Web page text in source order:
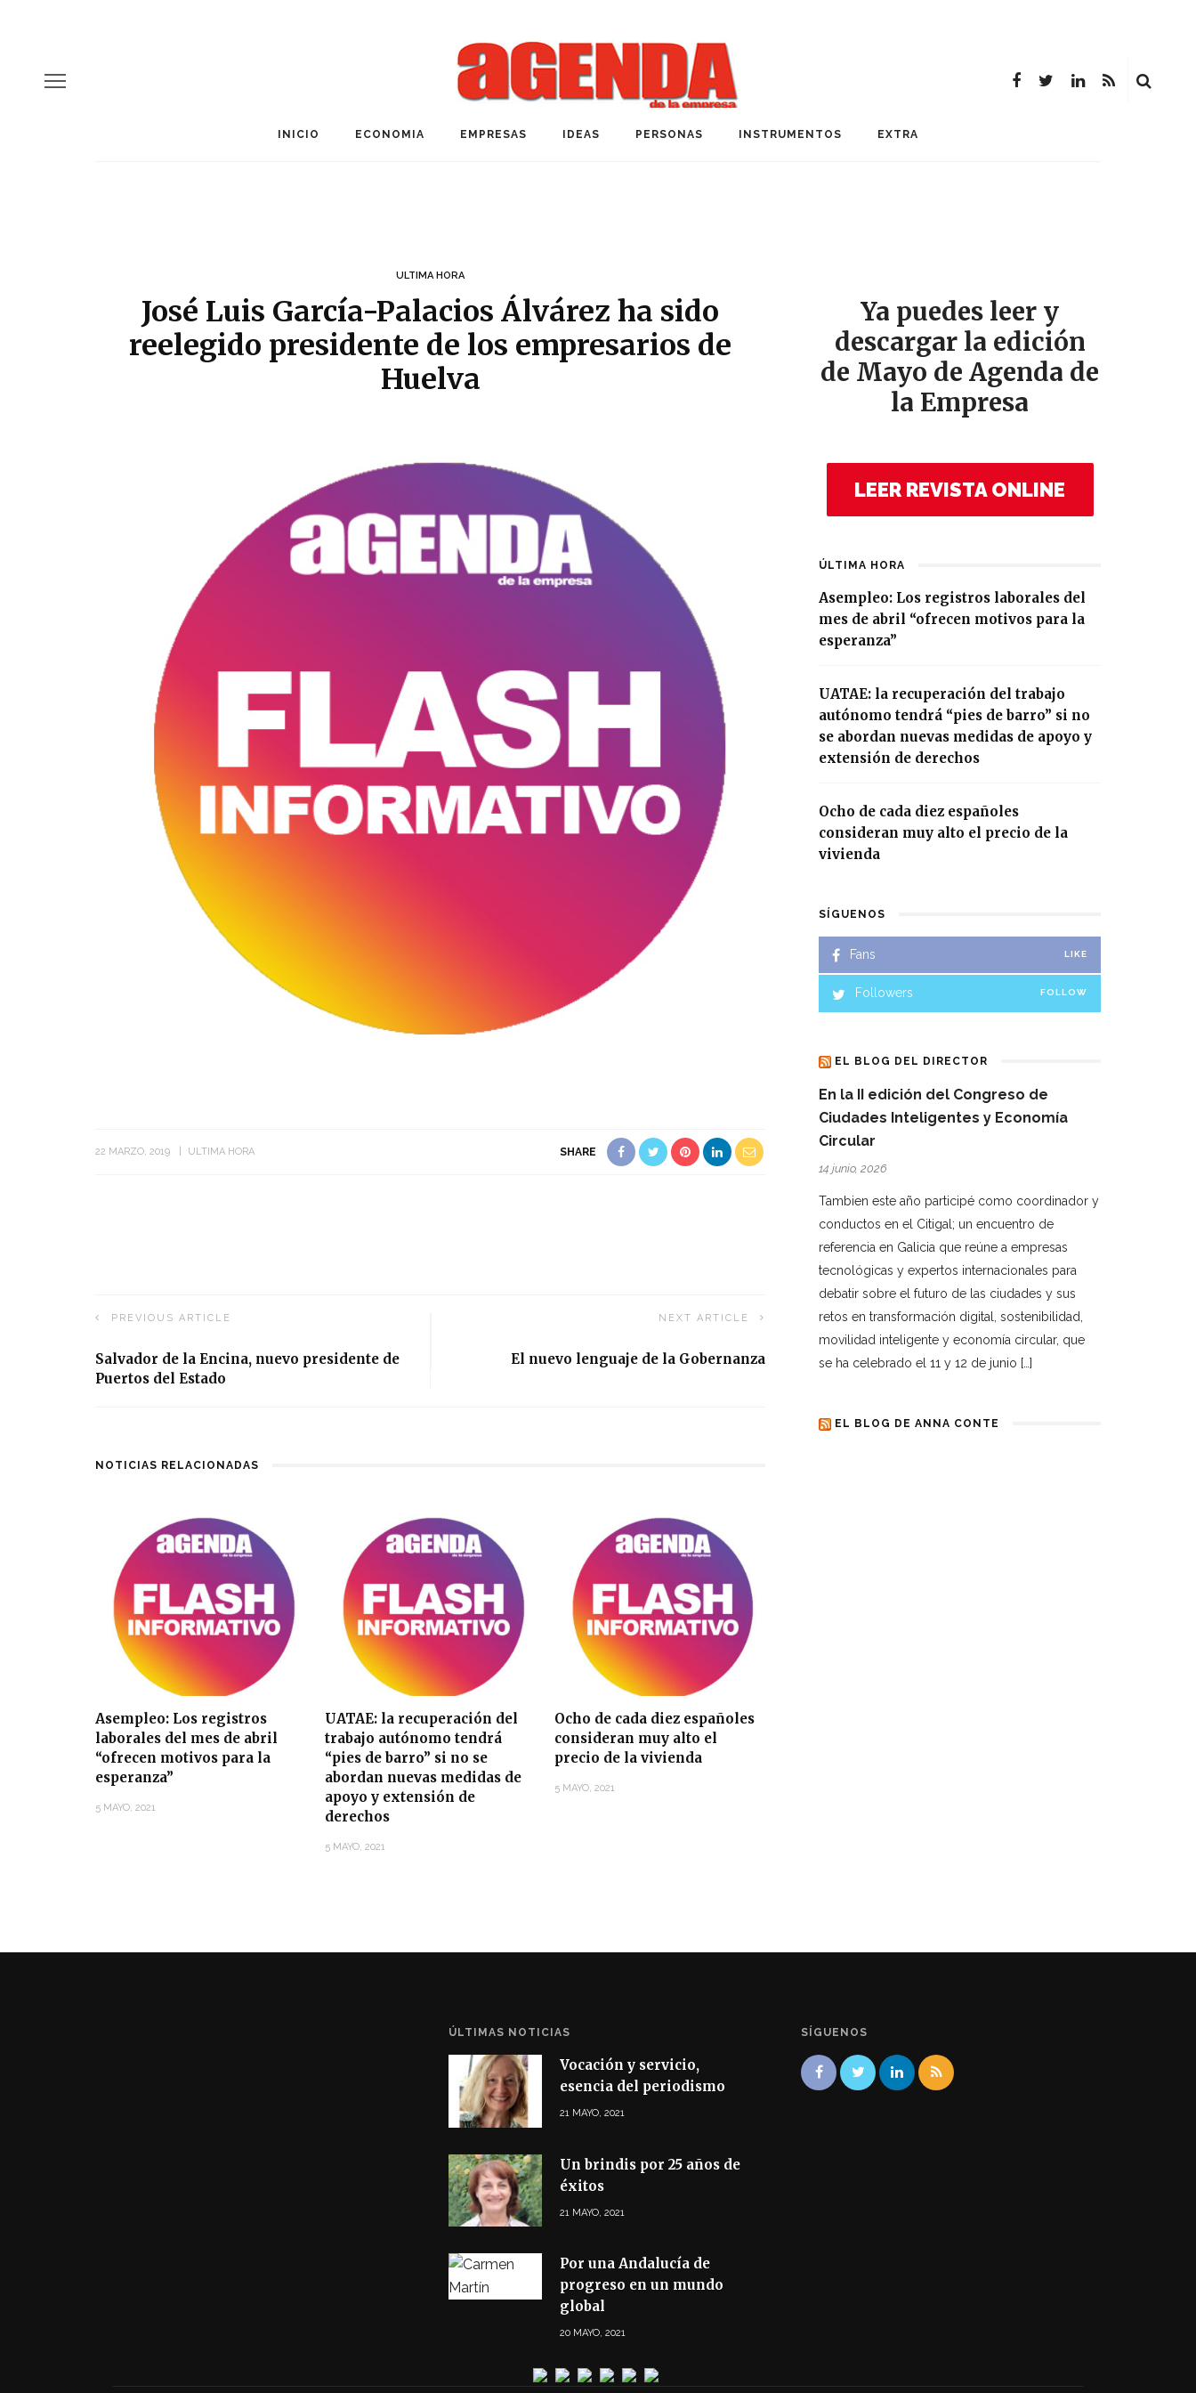
INICIO ECONOMIA EMPRESAS IDEAS PERSONAS INSTRUMENTOS EXTRA
ULTIMA HORA
José Luis García-Palacios Álvárez ha sido
reelegido presidente de los empresarios de
Huelva
22 MARZO, 2019 ULTIMA HORA SHARE
PREVIOUS ARTICLE
Salvador de la Encina, nuevo presidente de
Puertos del Estado
NEXT ARTICLE
El nuevo lenguaje de la Gobernanza
NOTICIAS RELACIONADAS
Asempleo: Los registros
laborales del mes de abril
“ofrecen motivos para la
esperanza”
5 MAYO, 2021
UATAE: la recuperación del
trabajo autónomo tendrá
“pies de barro” si no se
abordan nuevas medidas de
apoyo y extensión de
derechos
5 MAYO, 2021
Ocho de cada diez españoles
consideran muy alto el
precio de la vivienda
5 MAYO, 2021
Ya puedes leer y
descargar la edición
de Mayo de Agenda de
la Empresa
LEER REVISTA ONLINE
ÚLTIMA HORA
Asempleo: Los registros laborales del
mes de abril “ofrecen motivos para la
esperanza”
UATAE: la recuperación del trabajo
autónomo tendrá “pies de barro” si no
se abordan nuevas medidas de apoyo y
extensión de derechos
Ocho de cada diez españoles
consideran muy alto el precio de la
vivienda
SÍGUENOS
Fans LIKE
Followers FOLLOW
EL BLOG DEL DIRECTOR
En la II edición del Congreso de
Ciudades Inteligentes y Economía
Circular
14 junio, 2026
Tambien este año participé como coordinador y
conductos en el Citigal; un encuentro de
referencia en Galicia que reúne a empresas
tecnológicas y expertos internacionales para
debatir sobre el futuro de las ciudades y sus
retos en transformación digital, sostenibilidad,
movilidad inteligente y economía circular, que
se ha celebrado el 11 y 12 de junio […]
EL BLOG DE ANNA CONTE
ÚLTIMAS NOTICIAS
Vocación y servicio,
esencia del periodismo
21 MAYO, 2021
Un brindis por 25 años de
éxitos
21 MAYO, 2021
Por una Andalucía de
progreso en un mundo
global
20 MAYO, 2021
SÍGUENOS